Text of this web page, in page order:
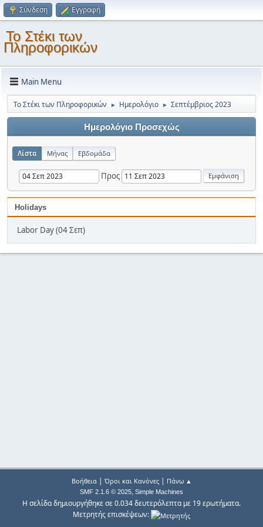
Σύνδεση Εγγραφή
Το Στέκι των
Πληροφορικών
Main Menu
Το Στέκι των Πληροφορικών ► Ημερολόγιο ► Σεπτέμβριος 2023
Ημερολόγιο Προσεχώς
Λίστα Μήνας Εβδομάδα
Προς
Holidays
Labor Day (04 Σεπ)
Βοήθεια| Όροι και Κανόνες| Πάνω ▲
SMF 2.1.6 © 2025, Simple Machines
Η σελίδα δημιουργήθηκε σε 0.034 δευτερόλεπτα με 19 ερωτήματα.
Μετρητής επισκέψεων: